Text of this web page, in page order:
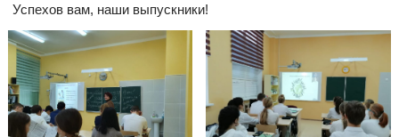
Успехов вам, наши выпускники!